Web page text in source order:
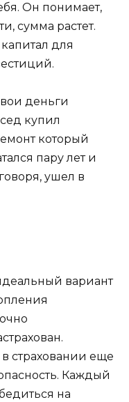
Он понимает,
сумма растет.
для
деньги
купил
который
пару лет и
ушел в
вариант
страховании еще
Каждый
на